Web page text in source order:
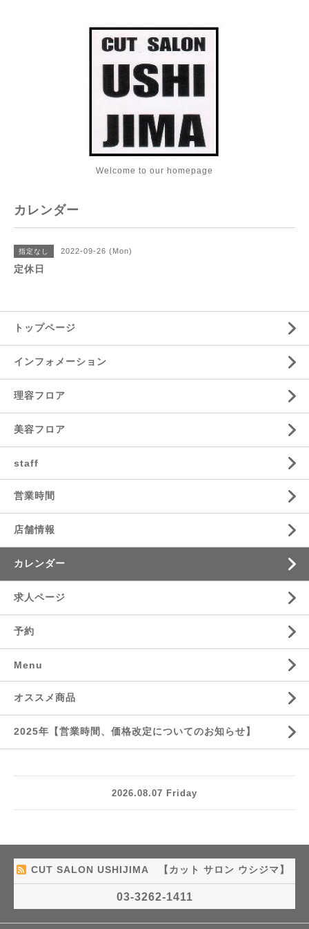
Welcome to our homepage
カレンダー
指定なし 2022-09-26 (Mon)
定休日
トップページ
インフォメーション
理容フロア
美容フロア
staff
営業時間
店舗情報
カレンダー
求人ページ
予約
Menu
オススメ商品
2025年【営業時間、価格改定についてのお知らせ】
2026.08.07 Friday
CUT SALON USHIJIMA 【カット サロン ウシジマ】
03-3262-1411